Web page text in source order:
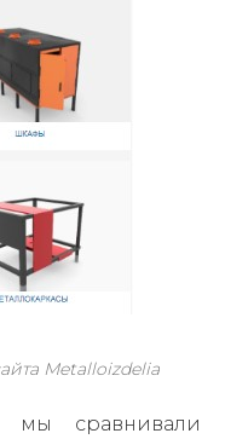
Metalloizdelia
мы сравнивали